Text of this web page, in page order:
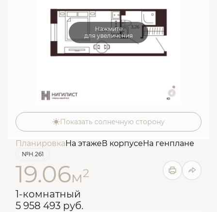
Нажмите
для увеличения
Показать солнечную сторону
ПланировкаНа этажеВ корпусеНа генплане
№Н.261
19.06м2
1-комнатный
5 958 493 руб.